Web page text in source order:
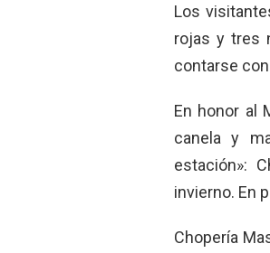
Los
rojas y tres
contarse
En honor al
canela y
estación»:
invierno. En
Chopería